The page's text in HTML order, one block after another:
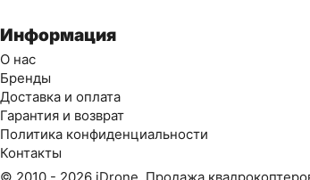
Информация
О нас
Бренды
Доставка и оплата
Гарантия и возврат
Политика конфиденциальности
Контакты